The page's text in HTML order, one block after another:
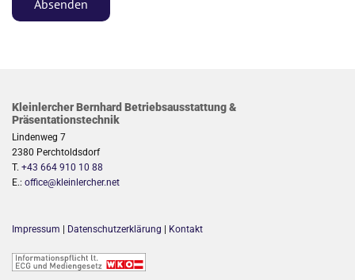
Kleinlercher Bernhard Betriebsausstattung &
Präsentationstechnik
Lindenweg 7
2380 Perchtoldsdorf
T. +43 664 910 10 88
E.: office@kleinlercher.net
Impressum | Datenschutzerklärung | Kontakt